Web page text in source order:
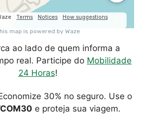
ao lado de quem informa a
real. Participe do Mobilidade
24 Horas!
30% no seguro. Use o
e proteja sua viagem.